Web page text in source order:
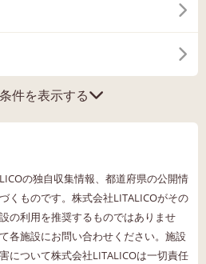
件を表示する
の独自収集情報、都道府県の公開情
くものです。株式会社LITALICOがその
の利用を推奨するものではありませ
各施設にお問い合わせください。施設
について株式会社LITALICOは一切責任